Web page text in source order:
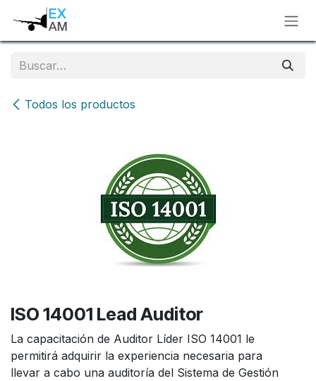
Ir al contenido
Todos los productos
ISO 14001 Lead Auditor
La capacitación de Auditor Líder ISO 14001 le
permitirá adquirir la experiencia necesaria para
llevar a cabo una auditoría del Sistema de Gestión